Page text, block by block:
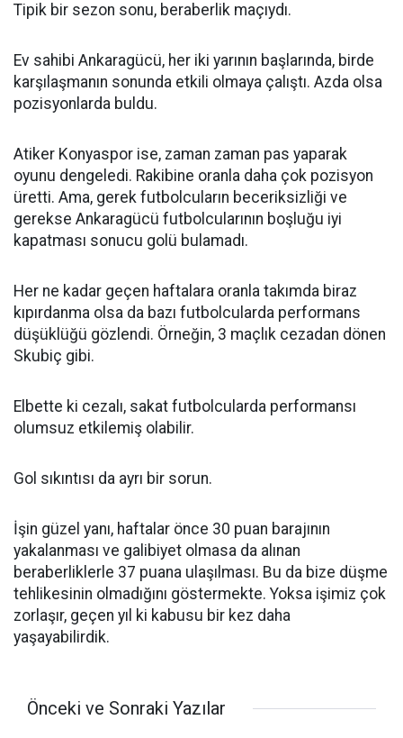
Tipik bir sezon sonu, beraberlik maçıydı.
Ev sahibi Ankaragücü, her iki yarının başlarında, birde
karşılaşmanın sonunda etkili olmaya çalıştı. Azda olsa
pozisyonlarda buldu.
Atiker Konyaspor ise, zaman zaman pas yaparak
oyunu dengeledi. Rakibine oranla daha çok pozisyon
üretti. Ama, gerek futbolcuların beceriksizliği ve
gerekse Ankaragücü futbolcularının boşluğu iyi
kapatması sonucu golü bulamadı.
Her ne kadar geçen haftalara oranla takımda biraz
kıpırdanma olsa da bazı futbolcularda performans
düşüklüğü gözlendi. Örneğin, 3 maçlık cezadan dönen
Skubiç gibi.
Elbette ki cezalı, sakat futbolcularda performansı
olumsuz etkilemiş olabilir.
Gol sıkıntısı da ayrı bir sorun.
İşin güzel yanı, haftalar önce 30 puan barajının
yakalanması ve galibiyet olmasa da alınan
beraberliklerle 37 puana ulaşılması. Bu da bize düşme
tehlikesinin olmadığını göstermekte. Yoksa işimiz çok
zorlaşır, geçen yıl ki kabusu bir kez daha
yaşayabilirdik.
Önceki ve Sonraki Yazılar